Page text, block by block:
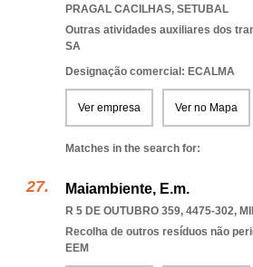
PRAGAL CACILHAS, SETUBAL
Outras atividades auxiliares dos
SA
Designação comercial: ECALMA
Ver empresa Ver no Mapa
Matches in the search for:
Maiambiente, E.m.
R 5 DE OUTUBRO 359, 4475-302,
Recolha de outros resíduos não
EEM